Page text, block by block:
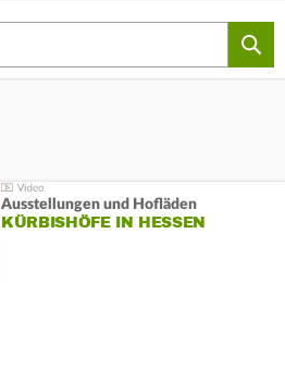
Ausstellungen und Hofläden
KÜRBISHÖFE IN HESSEN